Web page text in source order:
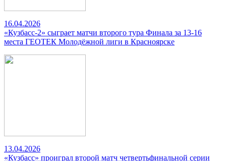
16.04.2026
«Кузбасс-2» сыграет матчи второго тура Финала за 13-16
места ГЕОТЕК Молодёжной лиги в Красноярске
13.04.2026
«Кузбасс» проиграл второй матч четвертьфинальной серии